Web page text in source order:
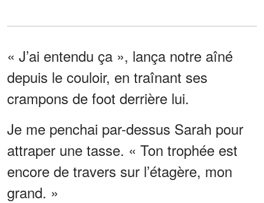
« J’ai entendu ça », lança notre aîné
depuis le couloir, en traînant ses
crampons de foot derrière lui.
Je me penchai par-dessus Sarah pour
attraper une tasse. « Ton trophée est
encore de travers sur l’étagère, mon
grand. »